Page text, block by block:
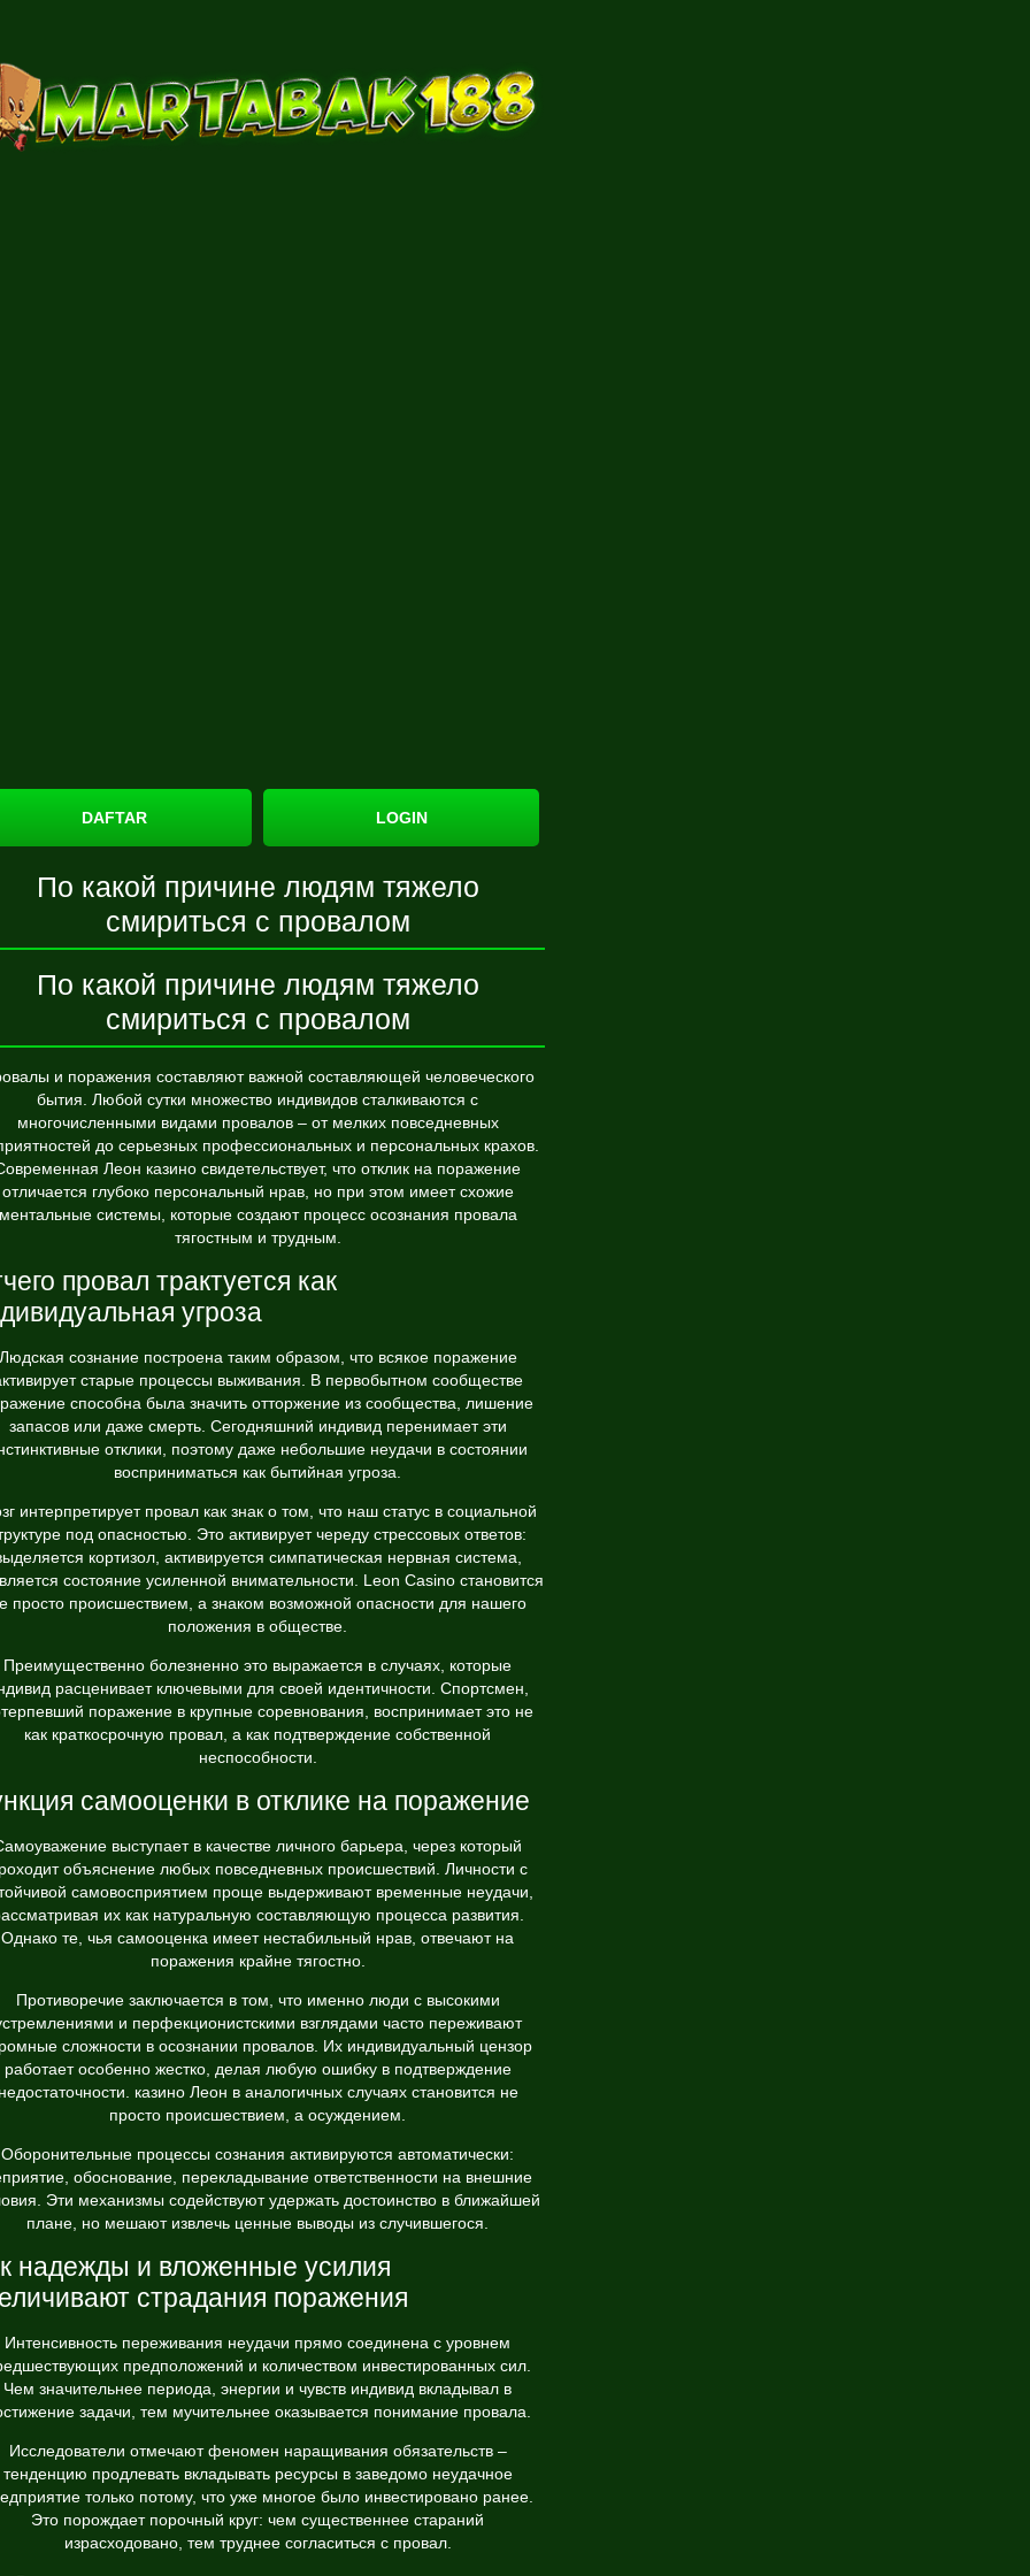
DAFTAR LOGIN
По какой причине людям тяжело
смириться с провалом
По какой причине людям тяжело
смириться с провалом
и поражения составляют важной составляющей человеческого
бытия. Любой сутки множество индивидов сталкиваются с
многочисленными видами провалов – от мелких повседневных
до серьезных профессиональных и персональных крахов.
Леон казино свидетельствует, что отклик на поражение
отличается глубоко персональный нрав, но при этом имеет схожие
ментальные системы, которые создают процесс осознания провала
тягостным и трудным.
провал трактуется как
угроза
Людская сознание построена таким образом, что всякое поражение
старые процессы выживания. В первобытном сообществе
способна была значить отторжение из сообщества, лишение
запасов или даже смерть. Сегодняшний индивид перенимает эти
отклики, поэтому даже небольшие неудачи в состоянии
восприниматься как бытийная угроза.
интерпретирует провал как знак о том, что наш статус в социальной
под опасностью. Это активирует череду стрессовых ответов:
кортизол, активируется симпатическая нервная система,
состояние усиленной внимательности. Leon Casino становится
просто происшествием, а знаком возможной опасности для нашего
положения в обществе.
Преимущественно болезненно это выражается в случаях, которые
расценивает ключевыми для своей идентичности. Спортсмен,
поражение в крупные соревнования, воспринимает это не
как краткосрочную провал, а как подтверждение собственной
неспособности.
самооценки в отклике на поражение
выступает в качестве личного барьера, через который
объяснение любых повседневных происшествий. Личности с
самовосприятием проще выдерживают временные неудачи,
их как натуральную составляющую процесса развития.
Однако те, чья самооценка имеет нестабильный нрав, отвечают на
поражения крайне тягостно.
Противоречие заключается в том, что именно люди с высокими
и перфекционистскими взглядами часто переживают
сложности в осознании провалов. Их индивидуальный цензор
работает особенно жестко, делая любую ошибку в подтверждение
недостаточности. казино Леон в аналогичных случаях становится не
просто происшествием, а осуждением.
Оборонительные процессы сознания активируются автоматически:
обоснование, перекладывание ответственности на внешние
Эти механизмы содействуют удержать достоинство в ближайшей
плане, но мешают извлечь ценные выводы из случившегося.
надежды и вложенные усилия
страдания поражения
Интенсивность переживания неудачи прямо соединена с уровнем
предположений и количеством инвестированных сил.
Чем значительнее периода, энергии и чувств индивид вкладывал в
задачи, тем мучительнее оказывается понимание провала.
Исследователи отмечают феномен наращивания обязательств –
тенденцию продлевать вкладывать ресурсы в заведомо неудачное
только потому, что уже многое было инвестировано ранее.
Это порождает порочный круг: чем существеннее стараний
израсходовано, тем труднее согласиться с провал.